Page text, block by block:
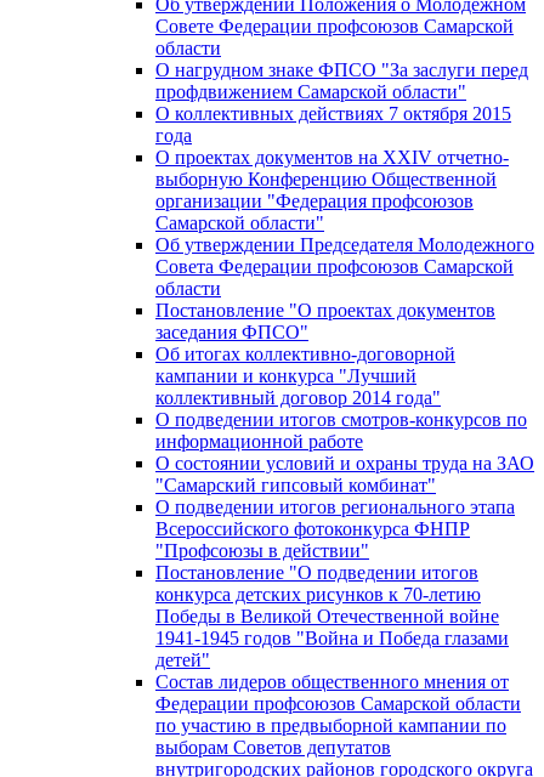
Совете Федерации профсоюзов Самарской
области
О нагрудном знаке ФПСО "За заслуги перед
профдвижением Самарской области"
О коллективных действиях 7 октября 2015
года
О проектах документов на XXIV отчетно-
выборную Конференцию Общественной
организации "Федерация профсоюзов
Самарской области"
Об утверждении Председателя Молодежного
Совета Федерации профсоюзов Самарской
области
Постановление "О проектах документов
заседания ФПСО"
Об итогах коллективно-договорной
кампании и конкурса "Лучший
коллективный договор 2014 года"
О подведении итогов смотров-конкурсов по
информационной работе
О состоянии условий и охраны труда на ЗАО
"Самарский гипсовый комбинат"
О подведении итогов регионального этапа
Всероссийского фотоконкурса ФНПР
"Профсоюзы в действии"
Постановление "О подведении итогов
конкурса детских рисунков к 70-летию
Победы в Великой Отечественной войне
1941-1945 годов "Война и Победа глазами
детей"
Состав лидеров общественного мнения от
Федерации профсоюзов Самарской области
по участию в предвыборной кампании по
выборам Советов депутатов
внутригородских районов городского округа